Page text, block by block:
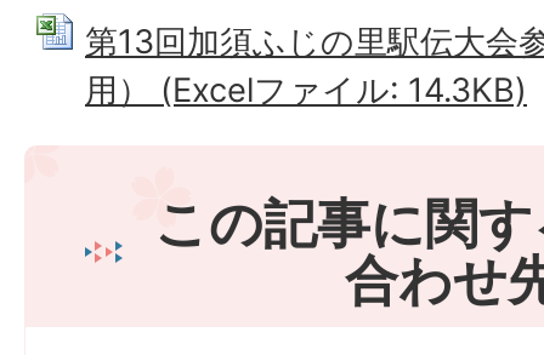
第13回加須ふじの里駅伝大会
用） (Excelファイル: 14.3KB)
この記事に関
合わせ